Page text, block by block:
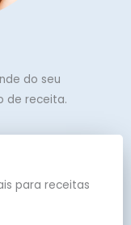
do seu
de receita.
para receitas